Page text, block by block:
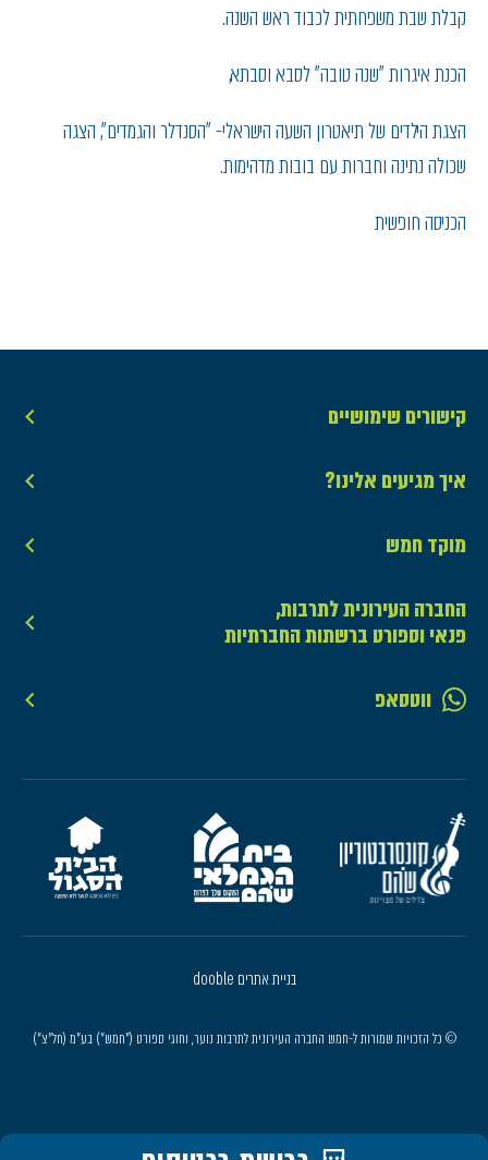
קבלת שבת משפחתית לכבוד ראש השנה.
הכנת איגרות "שנה טובה" לסבא וסבתא,
הצגת הילדים של תיאטרון השעה הישראלי- "הסנדלר והגמדים", הצגה
שכולה נתינה וחברות עם בובות מדהימות.
הכניסה חופשית
קישורים שימושיים
איך מגיעים אלינו?
מוקד חמש
החברה העירונית לתרבות,
פנאי וספורט ברשתות החברתיות
ווטסאפ
© כל הזכויות שמורות ל-חמש החברה העירונית לתרבות נוער, וחוגי ספורט ("חמש") בע"מ (חל"צ")
בניית אתרים dooble